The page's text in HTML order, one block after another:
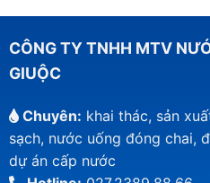
CÔNG TY TNHH MTV
GIUỘC
Chuyên: khai thác, sản
sạch, nước uống đóng chai,
dự án cấp nước